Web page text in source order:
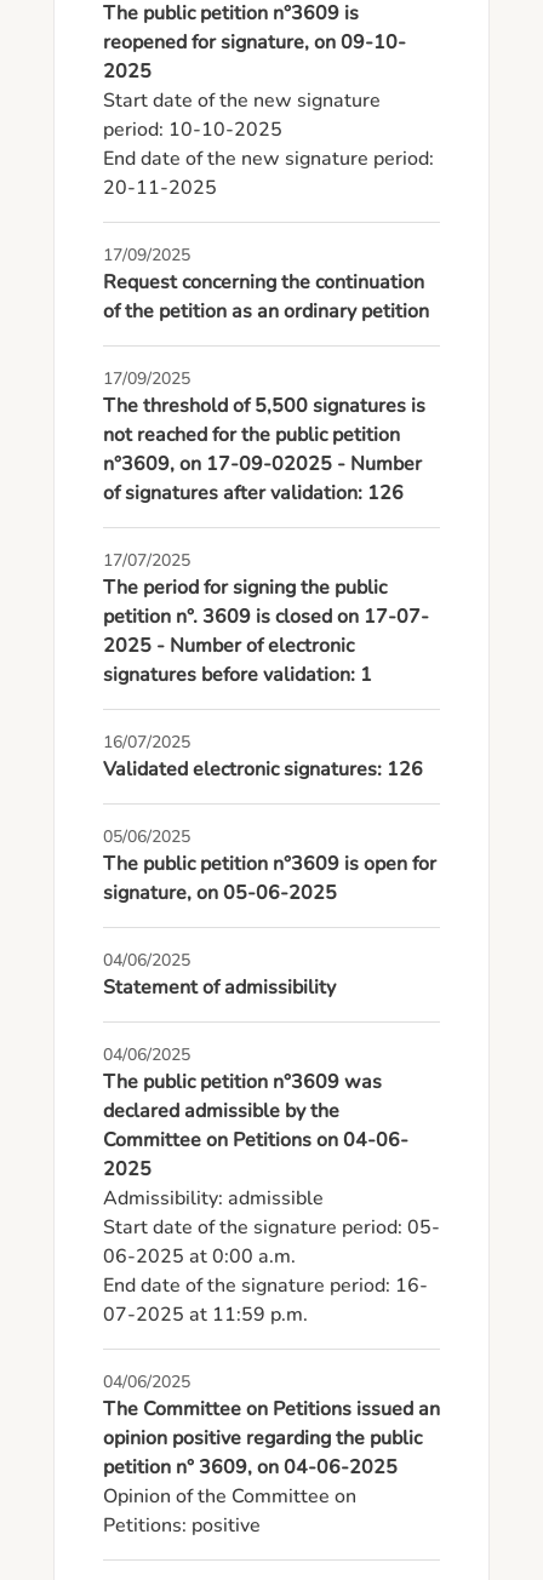
The public petition n°3609 is
reopened for signature, on 09-10-
2025
Start date of the new signature
period: 10-10-2025
End date of the new signature period:
20-11-2025
17/09/2025
Request concerning the continuation
of the petition as an ordinary petition
17/09/2025
The threshold of 5,500 signatures is
not reached for the public petition
n°3609, on 17-09-02025 - Number
of signatures after validation: 126
17/07/2025
The period for signing the public
petition n°. 3609 is closed on 17-07-
2025 - Number of electronic
signatures before validation: 1
16/07/2025
Validated electronic signatures: 126
05/06/2025
The public petition n°3609 is open for
signature, on 05-06-2025
04/06/2025
Statement of admissibility
04/06/2025
The public petition n°3609 was
declared admissible by the
Committee on Petitions on 04-06-
2025
Admissibility: admissible
Start date of the signature period: 05-
06-2025 at 0:00 a.m.
End date of the signature period: 16-
07-2025 at 11:59 p.m.
04/06/2025
The Committee on Petitions issued an
opinion positive regarding the public
petition n° 3609, on 04-06-2025
Opinion of the Committee on
Petitions: positive